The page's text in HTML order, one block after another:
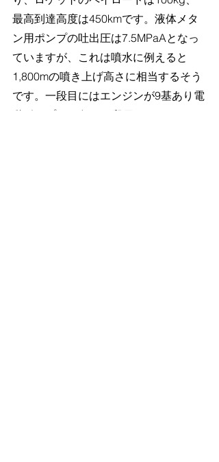
最高到達高度は450kmです。液体メタ
ン用ポンプの吐出圧は7.5MPaAとなっ
ていますが、これは噴水に例えると
1,800mの噴き上げ高さに相当するそう
です。一段目にはエンジンが9基あり電
動ポンプは12個、二段目にはエンジン